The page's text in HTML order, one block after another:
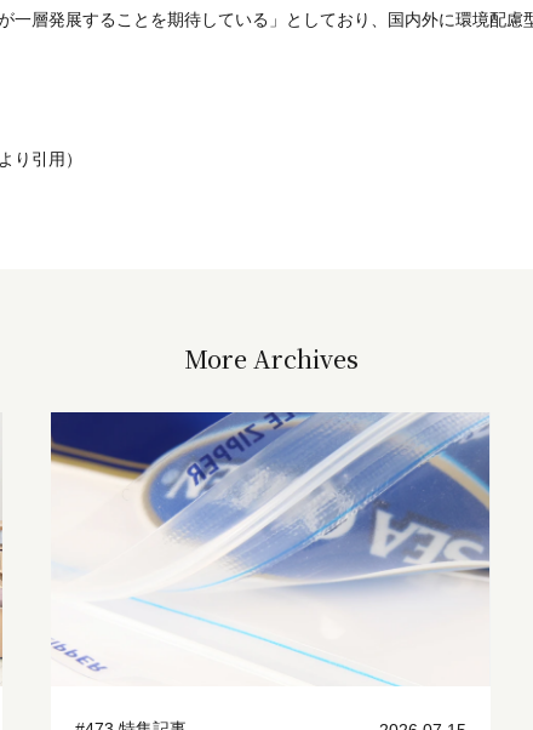
一層発展することを期待している」としており、国内外に環境配慮
り引用）
More Archives